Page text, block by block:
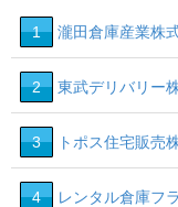
1 瀧田倉庫産業株
2 東武デリバリー
3 トポス住宅販売
4 レンタル倉庫フ